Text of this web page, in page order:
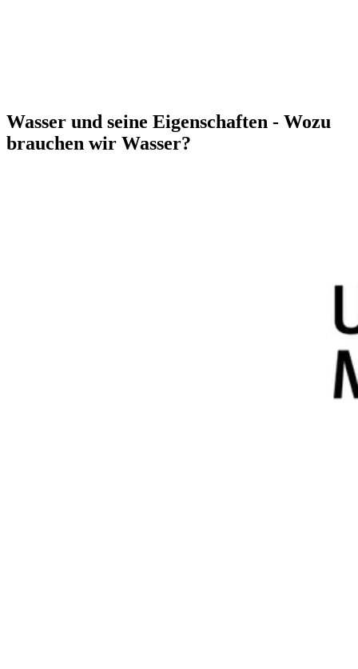
Wasser und seine Eigenschaften - Wozu
brauchen wir Wasser?